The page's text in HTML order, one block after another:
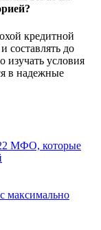
кредитной
составлять до
изучать условия
в надежные
МФО, которые
максимально